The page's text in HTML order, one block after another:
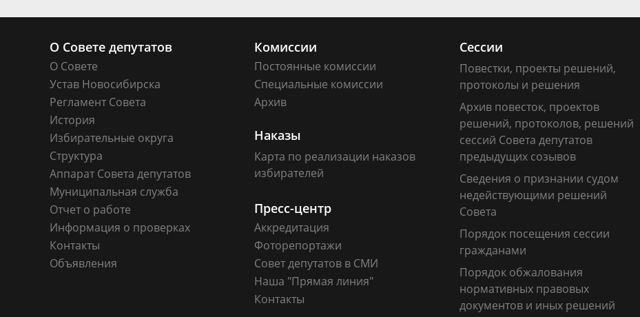
О Совете депутатов
О Совете
Устав Новосибирска
Регламент Совета
История
Избирательные округа
Структура
Аппарат Совета депутатов
Муниципальная служба
Отчет о работе
Информация о проверках
Контакты
Объявления
Комиссии
Постоянные комиссии
Специальные комиссии
Архив
Сессии
Повестки, проекты решений,
протоколы и решения
Архив повесток, проектов
решений, протоколов, решений
сессий Совета депутатов
предыдущих созывов
Сведения о признании судом
недействующими решений
Совета
Порядок посещения сессии
гражданами
Порядок обжалования
нормативных правовых
документов и иных решений
Наказы
Карта по реализации наказов
избирателей
Пресс-центр
Аккредитация
Фоторепортажи
Совет депутатов в СМИ
Наша "Прямая линия"
Контакты